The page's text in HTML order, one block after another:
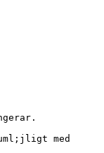
med